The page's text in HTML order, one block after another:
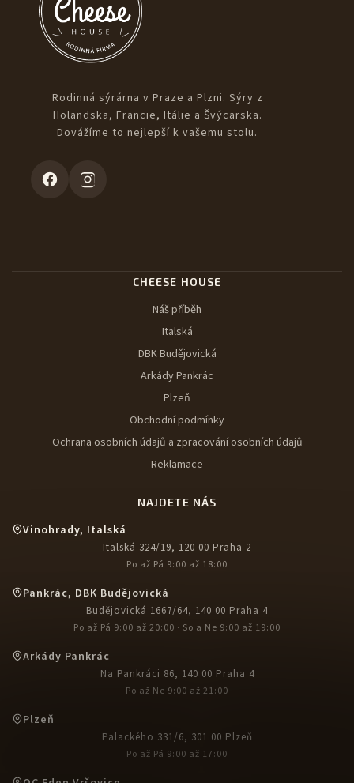
Rodinná sýrárna v Praze a Plzni. Sýry z
Holandska, Francie, Itálie a Švýcarska.
Dovážíme to nejlepší k vašemu stolu.
CHEESE HOUSE
Náš příběh
Italská
DBK Budějovická
Arkády Pankrác
Plzeň
Obchodní podmínky
Ochrana osobních údajů a zpracování osobních údajů
Reklamace
NAJDETE NÁS
Vinohrady, Italská
Italská 324/19, 120 00 Praha 2
Po až Pá 9:00 až 18:00
Pankrác, DBK Budějovická
Budějovická 1667/64, 140 00 Praha 4
Po až Pá 9:00 až 20:00 · So a Ne 9:00 až 19:00
Arkády Pankrác
Na Pankráci 86, 140 00 Praha 4
Po až Ne 9:00 až 21:00
Plzeň
Palackého 331/6, 301 00 Plzeň
Po až Pá 9:00 až 17:00